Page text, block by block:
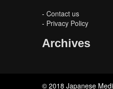
- Contact us
- Privacy Policy
Archives
© 2018 Japanese